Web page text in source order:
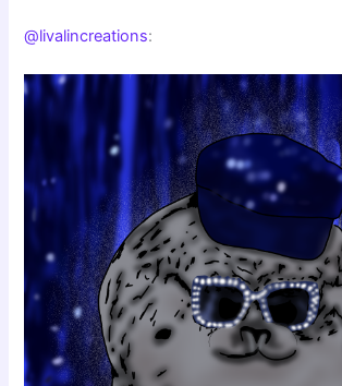
@livalincreations: